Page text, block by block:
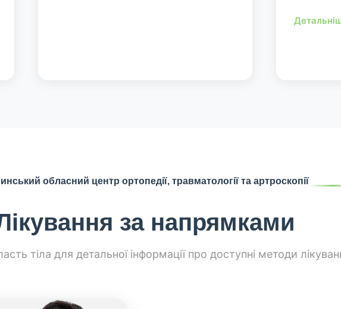
обласний центр ортопедії, травматології та артроскопії
за напрямками
тіла для детальної інформації про доступні методи